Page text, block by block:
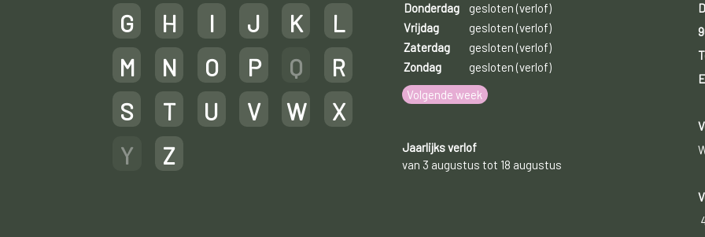
G
H I J K
L
M
N O P Q
R
S
T U V W
X
Y
Z
Donderdag
gesloten (verlof)
Vrijdag
gesloten (verlof)
Zaterdag
gesloten (verlof)
Zondag
gesloten (verlof)
Volgende week
Jaarlijks verlof
van 3 augustus tot 18 augustus